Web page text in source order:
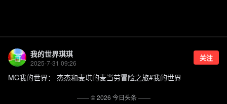
我的世界琪琪
2025-7-31 09:26
关注
MC我的世界： 杰杰和麦琪的麦当劳冒险之旅#我的世界
—— ©2026 今日头条——